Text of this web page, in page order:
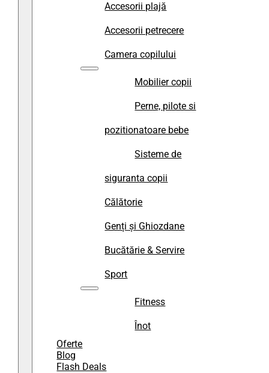
Accesorii plajă
Accesorii petrecere
Camera copilului
Mobilier copii
Perne, pilote si
pozitionatoare bebe
Sisteme de
siguranta copii
Călătorie
Genți și Ghiozdane
Bucătărie & Servire
Sport
Fitness
Înot
Oferte
Blog
Flash Deals